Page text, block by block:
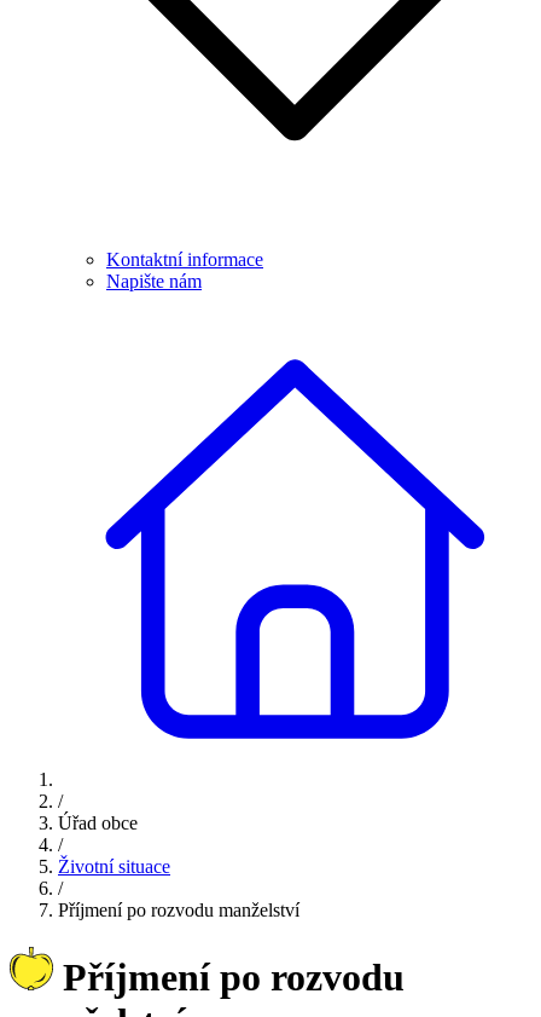
Kontaktní informace
Napište nám
/
Úřad obce
/
Životní situace
/
Příjmení po rozvodu manželství
Příjmení po rozvodu